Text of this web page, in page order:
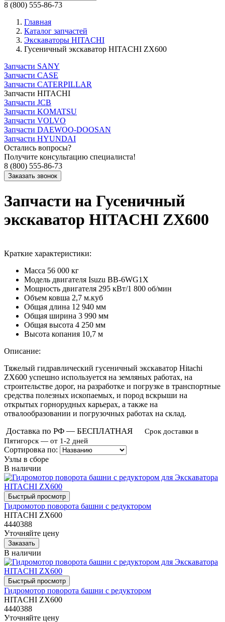
8 (800) 555-86-73
Главная
Каталог запчастей
Экскаваторы HITACHI
Гусеничный экскаватор HITACHI ZX600
Запчасти SANY
Запчасти CASE
Запчасти CATERPILLAR
Запчасти HITACHI
Запчасти JCB
Запчасти KOMATSU
Запчасти VOLVO
Запчасти DAEWOO-DOOSAN
Запчасти HYUNDAI
Остались вопросы?
Получите консультацию специалиста!
8 (800) 555-86-73
Запчасти на Гусеничный
экскаватор HITACHI ZX600
Краткие характеристики:
Масса 56 000 кг
Модель двигателя Isuzu BB-6WG1X
Мощность двигателя 295 кВт/1 800 об/мин
Объем ковша 2,7 м.куб
Общая длина 12 940 мм
Общая ширина 3 990 мм
Общая высота 4 250 мм
Высота копания 10,7 м
Описание:
Тяжелый гидравлический гусеничный экскаватор Hitachi
ZX600 успешно используется на земляных работах, на
строительстве дорог, на разработке и погрузке в транспортные
средства полезных ископаемых, и пород вскрыши на
открытых горнорудных карьерах, а также на
отвалообразовании и погрузочных работах на склад.
Доставка по РФ — БЕСПЛАТНАЯ
Срок доставки в
Пятигорск — от 1-2 дней
Сортировка по:
Узлы в сборе
В наличии
Гидромотор поворота башни с редуктором
HITACHI ZX600
4440388
Уточняйте цену
В наличии
Гидромотор поворота башни с редуктором
HITACHI ZX600
4440388
Уточняйте цену